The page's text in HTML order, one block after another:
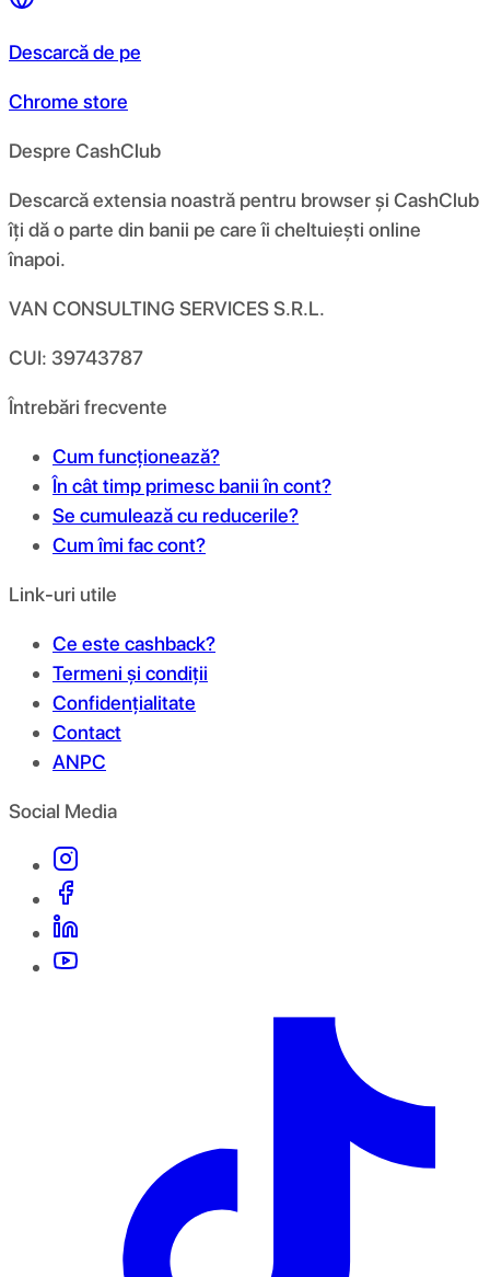
Descarcă de pe
Chrome store
Despre CashClub
Descarcă extensia noastră pentru browser și CashClub
îți dă o parte din banii pe care îi cheltuiești online
înapoi.
VAN CONSULTING SERVICES S.R.L.
CUI: 39743787
Întrebări frecvente
Cum funcționează?
În cât timp primesc banii în cont?
Se cumulează cu reducerile?
Cum îmi fac cont?
Link-uri utile
Ce este cashback?
Termeni și condiții
Confidențialitate
Contact
ANPC
Social Media